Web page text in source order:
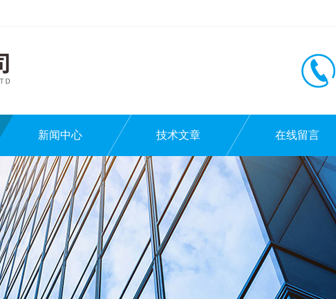
新闻中心 技术文章 在线留言